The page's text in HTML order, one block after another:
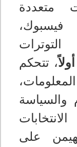
متعددة
فيسبوك،
أولاً، تتحكم
والسياسة
على